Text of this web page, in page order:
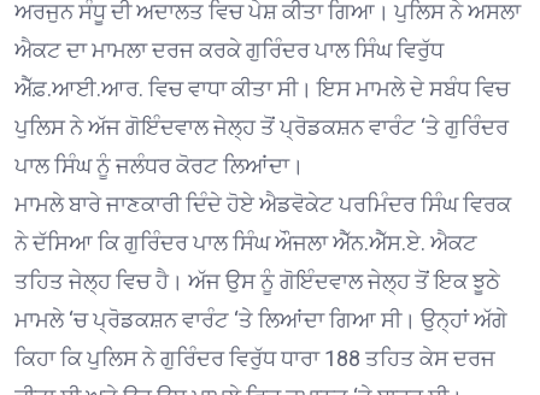
ਅਰਜੁਨ ਸੰਧੂ ਦੀ ਅਦਾਲਤ ਵਿਚ ਪੇਸ਼ ਕੀਤਾ ਗਿਆ। ਪੁਲਿਸ ਨੇ ਅਸਲਾ
ਐਕਟ ਦਾ ਮਾਮਲਾ ਦਰਜ ਕਰਕੇ ਗੁਰਿੰਦਰ ਪਾਲ ਸਿੰਘ ਵਿਰੁੱਧ
ਐੱਫ਼.ਆਈ.ਆਰ. ਵਿਚ ਵਾਧਾ ਕੀਤਾ ਸੀ। ਇਸ ਮਾਮਲੇ ਦੇ ਸਬੰਧ ਵਿਚ
ਪੁਲਿਸ ਨੇ ਅੱਜ ਗੋਇੰਦਵਾਲ ਜੇਲ੍ਹ ਤੋਂ ਪ੍ਰੋਡਕਸ਼ਨ ਵਾਰੰਟ ‘ਤੇ ਗੁਰਿੰਦਰ
ਪਾਲ ਸਿੰਘ ਨੂੰ ਜਲੰਧਰ ਕੋਰਟ ਲਿਆਂਦਾ।
ਮਾਮਲੇ ਬਾਰੇ ਜਾਣਕਾਰੀ ਦਿੰਦੇ ਹੋਏ ਐਡਵੋਕੇਟ ਪਰਮਿੰਦਰ ਸਿੰਘ ਵਿਰਕ
ਨੇ ਦੱਸਿਆ ਕਿ ਗੁਰਿੰਦਰ ਪਾਲ ਸਿੰਘ ਔਜਲਾ ਐੱਨ.ਐੱਸ.ਏ. ਐਕਟ
ਤਹਿਤ ਜੇਲ੍ਹ ਵਿਚ ਹੈ। ਅੱਜ ਉਸ ਨੂੰ ਗੋਇੰਦਵਾਲ ਜੇਲ੍ਹ ਤੋਂ ਇਕ ਝੂਠੇ
ਮਾਮਲੇ ‘ਚ ਪ੍ਰੋਡਕਸ਼ਨ ਵਾਰੰਟ ‘ਤੇ ਲਿਆਂਦਾ ਗਿਆ ਸੀ। ਉਨ੍ਹਾਂ ਅੱਗੇ
ਕਿਹਾ ਕਿ ਪੁਲਿਸ ਨੇ ਗੁਰਿੰਦਰ ਵਿਰੁੱਧ ਧਾਰਾ 188 ਤਹਿਤ ਕੇਸ ਦਰਜ